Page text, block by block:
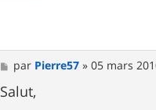
M
e
s
s
par Pierre57 »05 mars
Salut,